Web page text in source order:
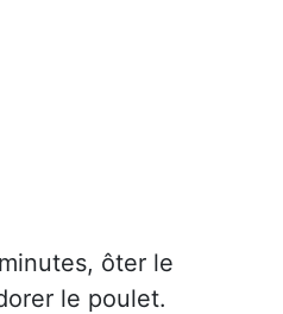
ôter le
le poulet.